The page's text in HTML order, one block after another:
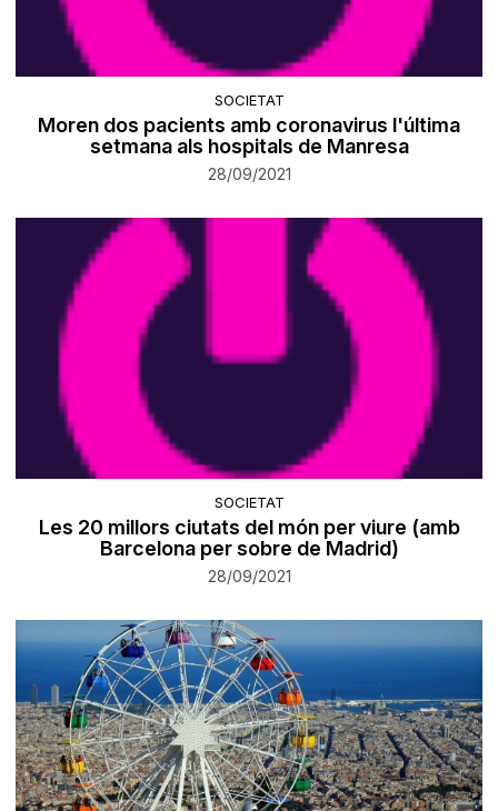
SOCIETAT
Moren dos pacients amb coronavirus l'última
setmana als hospitals de Manresa
28/09/2021
SOCIETAT
Les 20 millors ciutats del món per viure (amb
Barcelona per sobre de Madrid)
28/09/2021